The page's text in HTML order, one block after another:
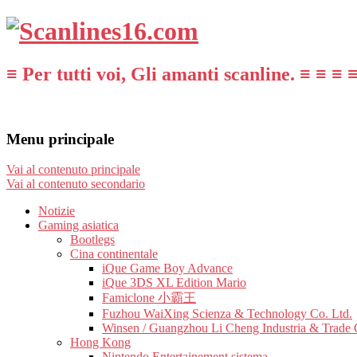
≡ Per tutti voi, Gli amanti scanline. ≡ ≡ ≡ ≡
Menu principale
Vai al contenuto principale
Vai al contenuto secondario
Notizie
Gaming asiatica
Bootlegs
Cina continentale
iQue Game Boy Advance
iQue 3DS XL Edition Mario
Famiclone 小霸王
Fuzhou WaiXing Scienza & Technology Co. Ltd.
Winsen / Guangzhou Li Cheng Industria & Trade
Hong Kong